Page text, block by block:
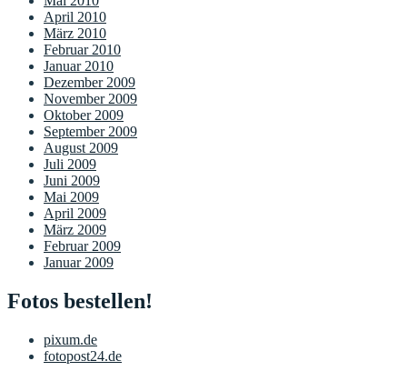
April 2010
März 2010
Februar 2010
Januar 2010
Dezember 2009
November 2009
Oktober 2009
September 2009
August 2009
Juli 2009
Juni 2009
Mai 2009
April 2009
März 2009
Februar 2009
Januar 2009
Fotos bestellen!
pixum.de
fotopost24.de